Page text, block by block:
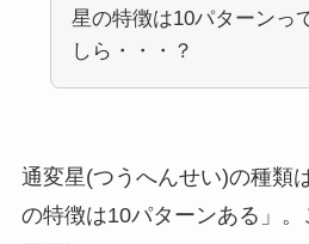
星の特徴は10パターンっ
しら・・・？
通変星(つうへんせい)の種類
の特徴は10パターンある」 。